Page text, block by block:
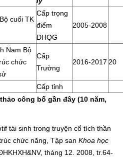
cuối TK
Cấp trọng
điểm
ĐHQG
2005-2008
Nam Bộ
chức
Cấp
Trường
2016-2017 20
Cấp tỉnh
công bố gần đây (10 năm,
tái sinh trong truyện cổ tích thần
chức năng, Tập san Khoa học
tháng 12. 2008, tr.64-